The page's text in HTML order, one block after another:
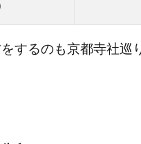
するのも京都寺社巡